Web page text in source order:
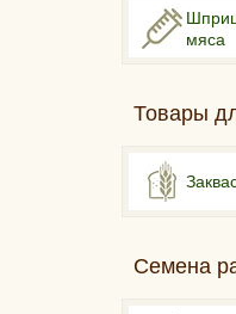
мяса
Товары
Семена